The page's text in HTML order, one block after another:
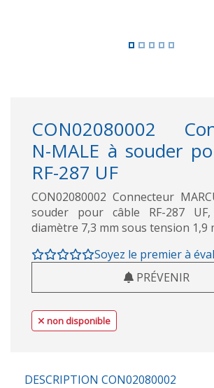
CON02080002
N-MALE à souder
RF-287 UF
CON02080002 Connecteur
souder pour câble RF-287
diamètre 7,3 mm sous tension 1,9
Soyez le premier à
PRÉVENIR
non disponible
DESCRIPTION CON02080002